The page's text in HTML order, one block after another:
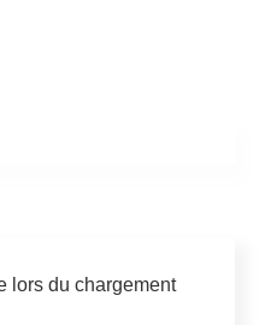
lors du chargement